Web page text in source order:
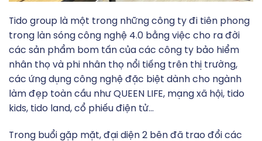
Tido group là một trong những công ty đi tiên phong
trong làn sóng công nghệ 4.0 bằng việc cho ra đời
các sản phẩm bom tấn của các công ty bảo hiểm
nhân thọ và phi nhân thọ nổi tiếng trên thị trường,
các ứng dụng công nghệ đặc biệt dành cho ngành
làm đẹp toàn cầu như QUEEN LIFE, mạng xã hội, tido
kids, tido land, cổ phiếu điện tử…
Trong buổi gặp mặt, đại diện 2 bên đã trao đổi các